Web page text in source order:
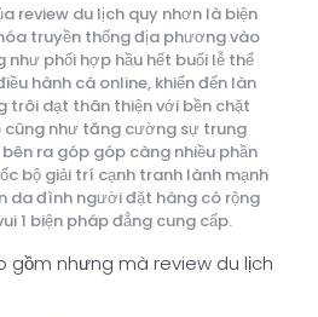
review du lịch quy nhơn là biện
truyền thống địa phương vào
như phối hợp hầu hết buổi lễ thể
hành cá online, khiến đến làn
trôi dạt thân thiện với bền chặt
cũng như tăng cường sự trung
ra góp góp càng nhiều phần
bộ giải trí cạnh tranh lành mạnh
da đình người đặt hàng có rộng
1 biện pháp đẳng cung cấp.
gồm nhưng mà review du lịch